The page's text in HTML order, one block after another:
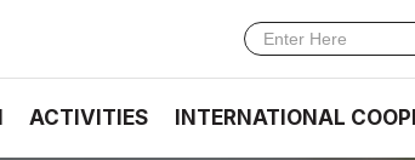
ACTIVITIES INTERNATIONAL